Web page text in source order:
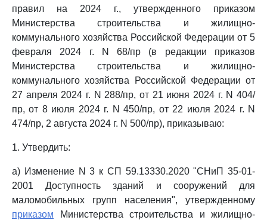
правил на 2024 г., утвержденного приказом
Министерства строительства и жилищно-
коммунального хозяйства Российской Федерации от 5
февраля 2024 г. N 68/пр (в редакции приказов
Министерства строительства и жилищно-
коммунального хозяйства Российской Федерации от
27 апреля 2024 г. N 288/пр, от 21 июня 2024 г. N 404/
пр, от 8 июля 2024 г. N 450/пр, от 22 июля 2024 г. N
474/пр, 2 августа 2024 г. N 500/пр), приказываю:
1. Утвердить:
а) Изменение N 3 к СП 59.13330.2020 "СНиП 35-01-
2001 Доступность зданий и сооружений для
маломобильных групп населения", утвержденному
приказом Министерства строительства и жилищно-